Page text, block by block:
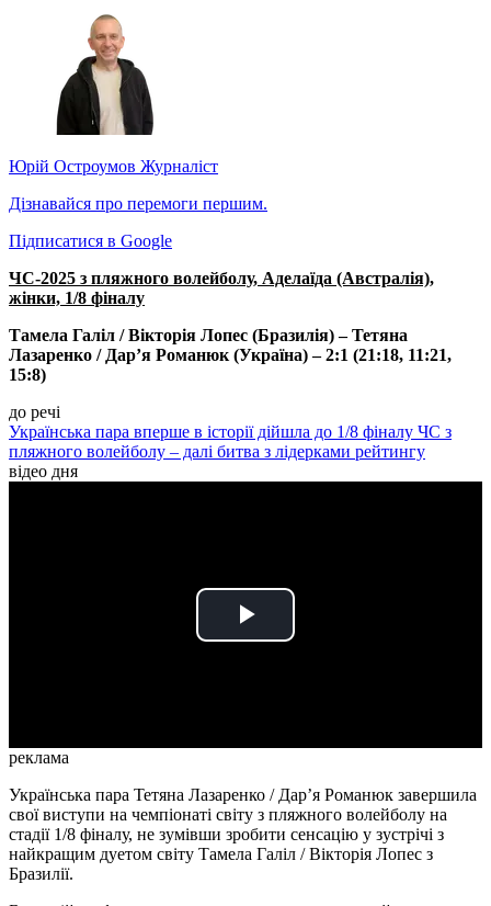
Юрій Остроумов Журналіст
Дізнавайся про перемоги першим.
Підписатися в Google
ЧС-2025 з пляжного волейболу, Аделаїда (Австралія),
жінки, 1/8 фіналу
Тамела Галіл / Вікторія Лопес (Бразилія) – Тетяна
Лазаренко / Дарʼя Романюк (Україна) – 2:1 (21:18, 11:21,
15:8)
до речі
Українська пара вперше в історії дійшла до 1/8 фіналу ЧС з
пляжного волейболу – далі битва з лідерками рейтингу
відео дня
Play
реклама
Українська пара Тетяна Лазаренко / Дарʼя Романюк завершила
свої виступи на чемпіонаті світу з пляжного волейболу на
стадії 1/8 фіналу, не зумівши зробити сенсацію у зустрічі з
найкращим дуетом світу Тамела Галіл / Вікторія Лопес з
Бразилії.